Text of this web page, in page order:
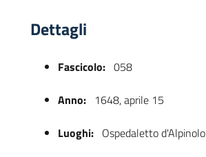
Dettagli
Fascicolo: 058
Anno: 1648, aprile 15
Luoghi: Ospedaletto d'Alpinolo